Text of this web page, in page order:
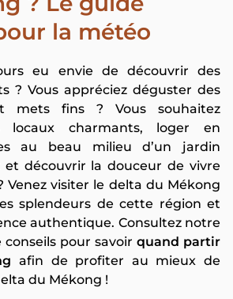
la météo
eu envie de découvrir des
? Vous appréciez déguster des
mets fins ? Vous souhaitez
locaux charmants, loger en
au beau milieu d’un jardin
découvrir la douceur de vivre
Venez visiter le delta du Mékong
splendeurs de cette région et
authentique. Consultez notre
pour savoir quand partir
afin de profiter au mieux de
du Mékong !